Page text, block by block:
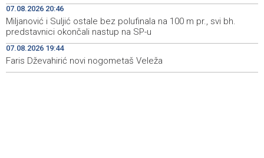
19:03
Sarajevo Film Festival presents Kinoscope and
Kinoscope Surreal programs
19:00 Najave događaja za 8. 8. 2026. godine (subota)
07.08.2026 20:46
Miljanović i Suljić ostale bez polufinala na 100 m pr., svi bh.
predstavnici okončali nastup na SP-u
07.08.2026 19:44
Faris Dževahirić novi nogometaš Veleža